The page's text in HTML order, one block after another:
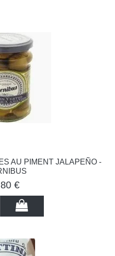
AU PIMENT JALAPEÑO -
€